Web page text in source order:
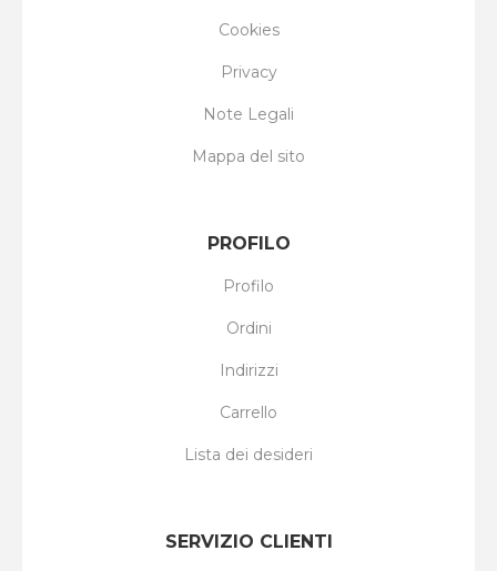
Cookies
Privacy
Note Legali
Mappa del sito
PROFILO
Profilo
Ordini
Indirizzi
Carrello
Lista dei desideri
SERVIZIO CLIENTI